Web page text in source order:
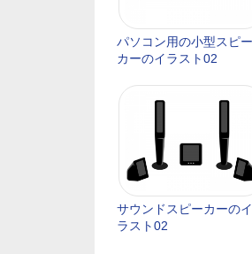
パソコン用の小型スピー
カーのイラスト02
サウンドスピーカーのイ
ラスト02